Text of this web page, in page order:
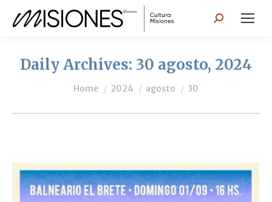
Search:
Daily Archives: 30 agosto, 2024
You are here:
Home 2024 agosto 30